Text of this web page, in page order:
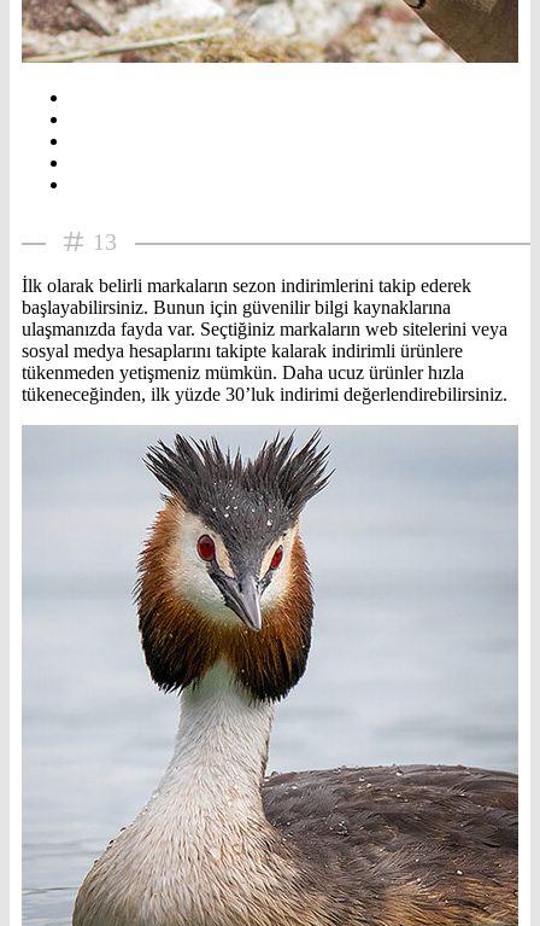
13
İlk olarak belirli markaların sezon indirimlerini takip ederek
başlayabilirsiniz. Bunun için güvenilir bilgi kaynaklarına
ulaşmanızda fayda var. Seçtiğiniz markaların web sitelerini veya
sosyal medya hesaplarını takipte kalarak indirimli ürünlere
tükenmeden yetişmeniz mümkün. Daha ucuz ürünler hızla
tükeneceğinden, ilk yüzde 30’luk indirimi değerlendirebilirsiniz.